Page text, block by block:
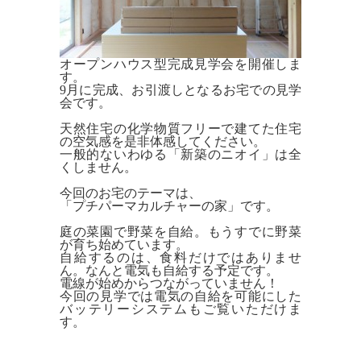
オープンハウス型完成見学会を開催しま
す。
9月に完成、お引渡しとなるお宅での見学
会です。
天然住宅の化学物質フリーで建てた住宅
の空気感を是非体感してください。
一般的ないわゆる「新築のニオイ」は全
くしません。
今回のお宅のテーマは、
「プチパーマカルチャーの家」です。
庭の菜園で野菜を自給。もうすでに野菜
が育ち始めています。
自給するのは、食料だけではありませ
ん。なんと電気も自給する予定です。
電線が始めからつながっていません！
今回の見学では電気の自給を可能にした
バッテリーシステムもご覧いただけま
す。
取扱い商品を決める際のこだわり
初めてのお取引となるお客様
サンプルをご希望の方
お問い合わせ
Mobile Theme